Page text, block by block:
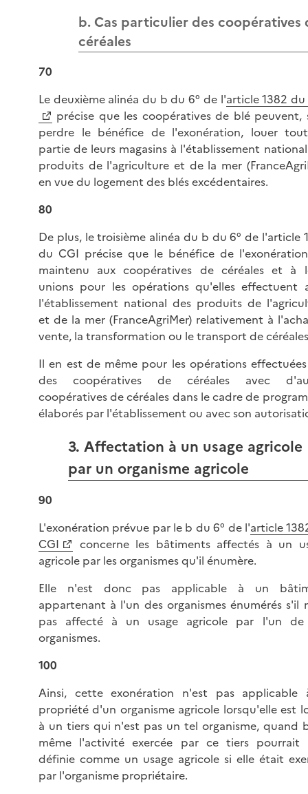
b. Cas particulier des coopératives
céréales
70
Le deuxième alinéa du b du 6° de l'article 1382 du
précise que les coopératives de blé peuvent,
perdre le bénéfice de l'exonération, louer
partie de leurs magasins à l'établissement
produits de l'agriculture et de la mer
en vue du logement des blés excédentaires.
80
De plus, le troisième alinéa du b du 6° de l'article
du CGI précise que le bénéfice de
maintenu aux coopératives de céréales et à
unions pour les opérations qu'elles effectuent
l'établissement national des produits de
et de la mer (FranceAgriMer) relativement à
vente, la transformation ou le transport de
Il en est de même pour les opérations
des coopératives de céréales avec
coopératives de céréales dans le cadre de
élaborés par l'établissement ou avec son
3. Affectation à un usage agricole
par un organisme agricole
90
L'exonération prévue par le b du 6° de l'article
CGI
concerne les bâtiments affectés à un
agricole par les organismes qu'il énumère.
Elle n'est donc pas applicable à un
appartenant à l'un des organismes énumérés s'il
pas affecté à un usage agricole par l'un de
organismes.
100
Ainsi, cette exonération n'est pas applicable
propriété d'un organisme agricole lorsqu'elle est
à un tiers qui n'est pas un tel organisme, quand
même l'activité exercée par ce tiers pourrait
définie comme un usage agricole si elle était
par l'organisme propriétaire.